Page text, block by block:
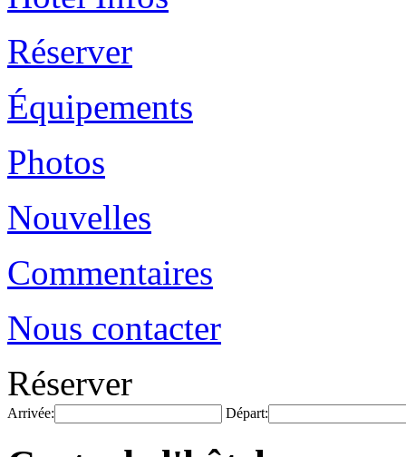
Réserver
Équipements
Photos
Nouvelles
Commentaires
Nous contacter
Réserver
Arrivée: Départ: